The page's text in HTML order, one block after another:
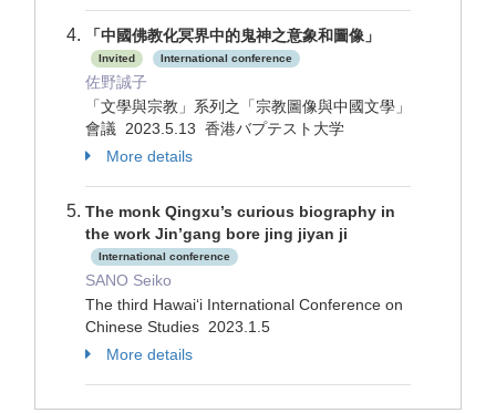
「中國佛教化冥界中的鬼神之意象和圖像」
Invited International conference
佐野誠子
「文學與宗教」系列之「宗教圖像與中國文學」
會議 2023.5.13 香港バプテスト大学
More details
The monk Qingxu’s curious biography in
the work Jin’gang bore jing jiyan ji
International conference
SANO Seiko
The third Hawai‘i International Conference on
Chinese Studies 2023.1.5
More details